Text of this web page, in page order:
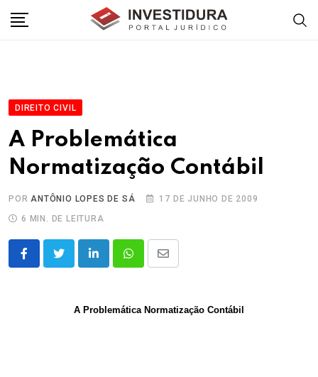
DIREITO CIVIL
A Problemática
Normatização Contábil
PORANTÔNIO LOPES DE SÁ
17 DE JUNHO DE 2009
6 MIN. DE LEITURA
LinkedInWhatsappShare
A Problemática Normatização Contábil